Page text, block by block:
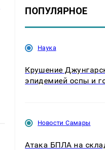
ПОПУЛЯРНОЕ
Наука
Крушение
эпидемией оспы и
Новости Самары
Атака БПЛА на